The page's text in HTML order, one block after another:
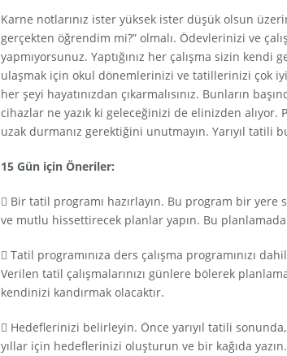
Karne notlarınız ister yüksek ister düşük olsun
gerçekten öğrendim mi?” olmalı. Ödevlerinizi ve
yapmıyorsunuz. Yaptığınız her çalışma sizin kendi
ulaşmak için okul dönemlerinizi ve tatillerinizi çok iyi
her şeyi hayatınızdan çıkarmalısınız. Bunların
cihazlar ne yazık ki geleceğinizi de elinizden alıyor.
uzak durmanız gerektiğini unutmayın. Yarıyıl tatili
15 Gün için Öneriler:
 Bir tatil programı hazırlayın. Bu program bir
ve mutlu hissettirecek planlar yapın. Bu
 Tatil programınıza ders çalışma programınızı
Verilen tatil çalışmalarınızı günlere bölerek
kendinizi kandırmak olacaktır.
 Hedeflerinizi belirleyin. Önce yarıyıl tatili
yıllar için hedeflerinizi oluşturun ve bir kağıda